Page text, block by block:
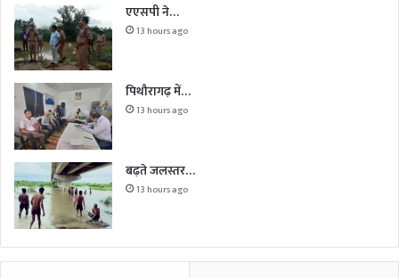
एएसपी ने…
13 hours ago
पिथौरागढ़ में…
13 hours ago
बढ़ते जलस्तर…
13 hours ago